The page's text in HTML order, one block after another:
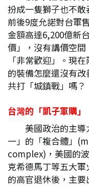
扮成一隻獅子也不敢
前後9度允諾對台軍
金額高達6,200億新
價」，沒有講價空
「非常歡迎」。現
的裝備怎麼還沒有
共打「城鎮戰」嗎？
台灣的「凱子軍購」
美國政治的主
一」的「複合體」
complex)，美國的
克希德馬丁等五大
的高官退休後，主